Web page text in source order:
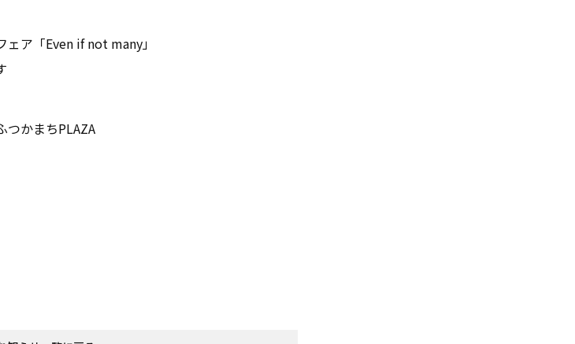
ア「Even if not many」
つかまちPLAZA